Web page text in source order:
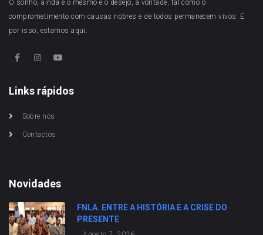
O sonho, ainda é o mesmo e o desejo, a vontade, tal como o
comprometimento com causas nobres e de todos permanecem vivos. E
por isso, estamos aqui.
Links rápidos
Sobre nós
Contactos
Novidades
FNLA. ENTRE A HISTÓRIA E A CRISE DO
PRESENTE